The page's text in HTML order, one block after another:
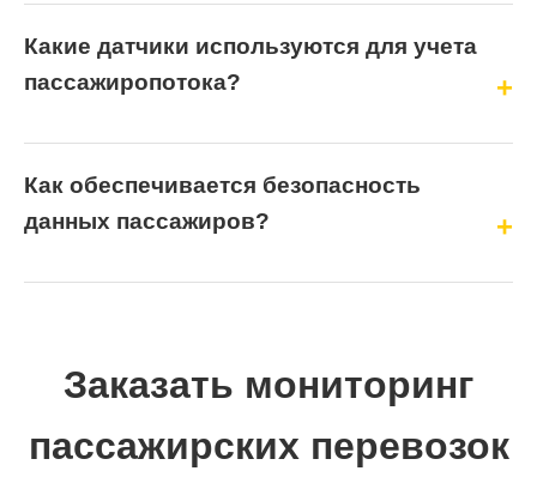
Какие датчики используются для учета
пассажиропотока?
Как обеспечивается безопасность
данных пассажиров?
Заказать мониторинг
пассажирских перевозок